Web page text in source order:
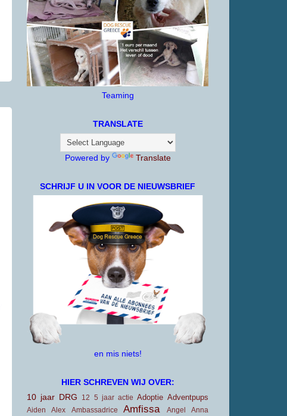
Teaming
TRANSLATE
Powered by Translate
SCHRIJF U IN VOOR DE NIEUWSBRIEF
en mis niets!
HIER SCHREVEN WIJ OVER:
10 jaar DRG
12 5 jaar actie Adoptie Adventpups
Aiden Alex Ambassadrice Amfissa Angel
Anna